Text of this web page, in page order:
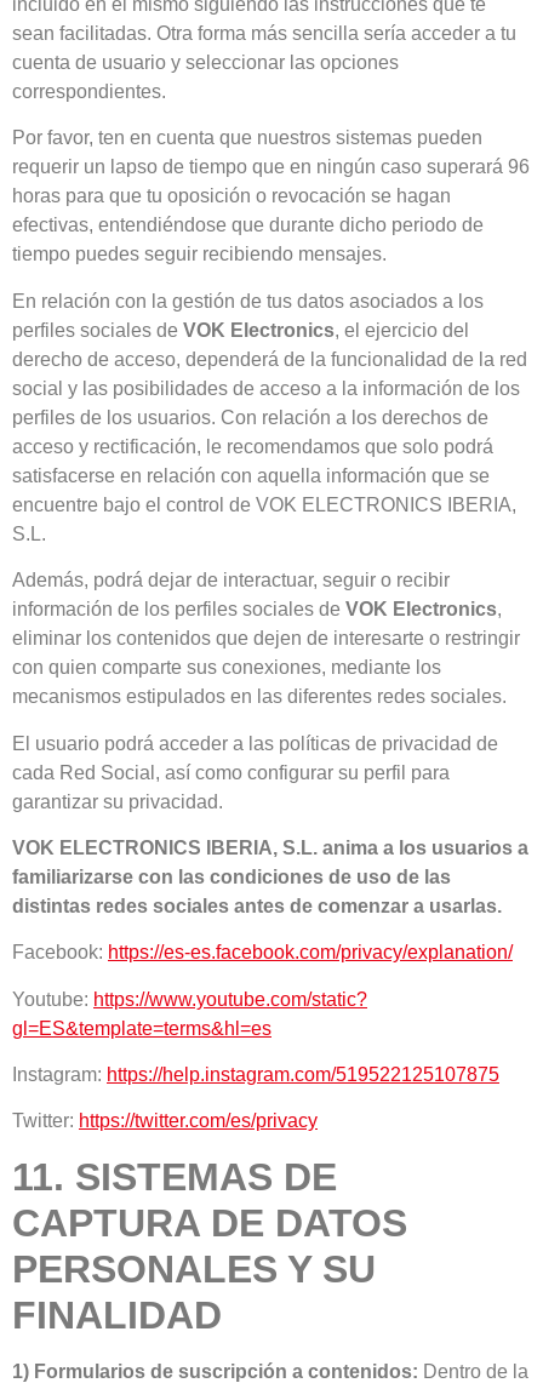
incluido en el mismo siguiendo las instrucciones que te
sean facilitadas. Otra forma más sencilla sería acceder a tu
cuenta de usuario y seleccionar las opciones
correspondientes.
Por favor, ten en cuenta que nuestros sistemas pueden
requerir un lapso de tiempo que en ningún caso superará 96
horas para que tu oposición o revocación se hagan
efectivas, entendiéndose que durante dicho periodo de
tiempo puedes seguir recibiendo mensajes.
En relación con la gestión de tus datos asociados a los
perfiles sociales de VOK Electronics, el ejercicio del
derecho de acceso, dependerá de la funcionalidad de la red
social y las posibilidades de acceso a la información de los
perfiles de los usuarios. Con relación a los derechos de
acceso y rectificación, le recomendamos que solo podrá
satisfacerse en relación con aquella información que se
encuentre bajo el control de VOK ELECTRONICS IBERIA,
S.L.
Además, podrá dejar de interactuar, seguir o recibir
información de los perfiles sociales de VOK Electronics,
eliminar los contenidos que dejen de interesarte o restringir
con quien comparte sus conexiones, mediante los
mecanismos estipulados en las diferentes redes sociales.
El usuario podrá acceder a las políticas de privacidad de
cada Red Social, así como configurar su perfil para
garantizar su privacidad.
VOK ELECTRONICS IBERIA, S.L. anima a los usuarios a
familiarizarse con las condiciones de uso de las
distintas redes sociales antes de comenzar a usarlas.
Facebook: https://es-es.facebook.com/privacy/explanation/
Youtube: https://www.youtube.com/static?
gl=ES&template=terms&hl=es
Instagram: https://help.instagram.com/519522125107875
Twitter: https://twitter.com/es/privacy
11. SISTEMAS DE
CAPTURA DE DATOS
PERSONALES Y SU
FINALIDAD
1) Formularios de suscripción a contenidos: Dentro de la